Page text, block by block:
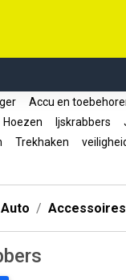
Accu en
Hoezen Ijskrabbers
Trekhaken
Auto Accessoires